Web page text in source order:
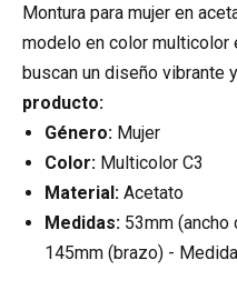
Montura para mujer en
modelo en color multicolor
buscan un diseño vibrante
producto:
Género: Mujer
Color: Multicolor C3
Material: Acetato
Medidas: 53mm
145mm (brazo) -